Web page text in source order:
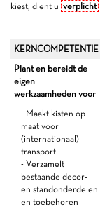
kiest, dient u verplicht
KERNCOMPETENTIE
Plant en bereidt de
eigen
werkzaamheden voor
- Maakt kisten op
maat voor
(internationaal)
transport
- Verzamelt
bestaande decor-
en standonderdelen
en toebehoren